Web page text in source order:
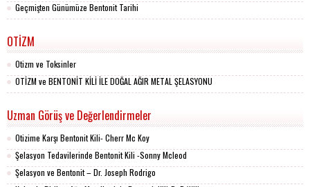
Geçmişten Günümüze Bentonit Tarihi
OTİZM
Otizm ve Toksinler
OTİZM ve BENTONİT KİLİ İLE DOĞAL AĞIR METAL ŞELASYONU
Uzman Görüş ve Değerlendirmeler
Otizime Karşı Bentonit Kili- Cherr Mc Koy
Şelasyon Tedavilerinde Bentonit Kili -Sonny Mcleod
Şelasyon ve Bentonit – Dr. Joseph Rodrigo